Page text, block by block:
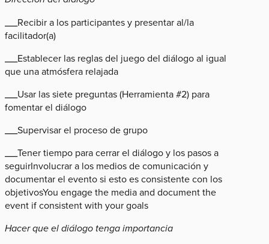
___Recibir a los participantes y presentar al/la
facilitador(a)
___Establecer las reglas del juego del diálogo al igual
que una atmósfera relajada
___Usar las siete preguntas (Herramienta #2) para
fomentar el diálogo
___Supervisar el proceso de grupo
___Tener tiempo para cerrar el diálogo y los pasos a
seguirInvolucrar a los medios de comunicación y
documentar el evento si esto es consistente con los
objetivosYou engage the media and document the
event if consistent with your goals
Hacer que el diálogo tenga importancia